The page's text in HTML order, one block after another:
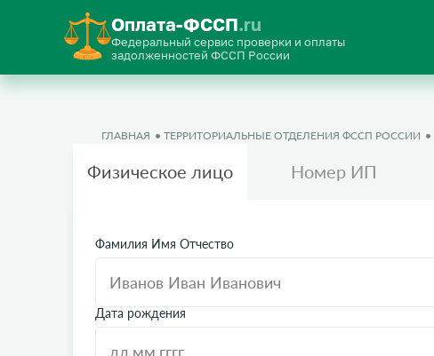
Оплата-ФССП.ru
Федеральный сервис проверки и оплаты
задолженностей ФССП России
ГЛАВНАЯ ТЕРРИТОРИАЛЬНЫЕ ОТДЕЛЕНИЯ ФССП РОССИИ
Физическое лицо Номер ИП
Фамилия Имя Отчество
Дата рождения